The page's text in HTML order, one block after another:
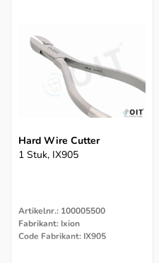
Hard Wire Cutter
1 Stuk, IX905
Artikelnr.: 100005500
Fabrikant: Ixion
Code Fabrikant: IX905